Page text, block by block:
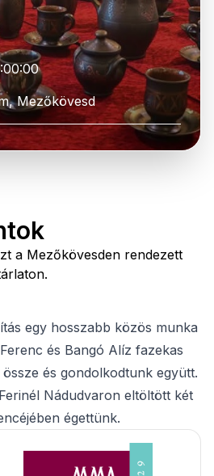
Mezőkövesd
a Mezőkövesden rendezett
egy hosszabb közös munka
és Bangó Alíz fazekas
és gondolkodtunk együtt.
Nádudvaron eltöltött két
égettünk.